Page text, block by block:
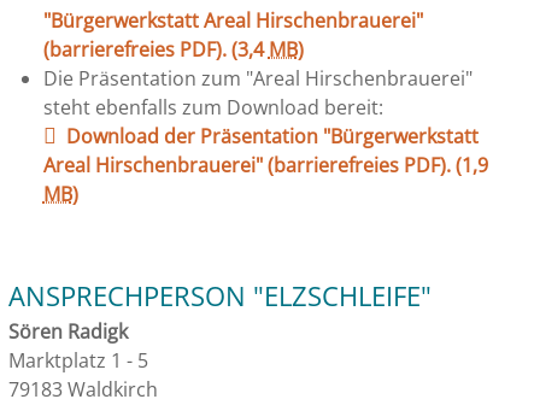
"Bürgerwerkstatt Areal Hirschenbrauerei"
(barrierefreies PDF).(3,4MB)
Die Präsentation zum "Areal Hirschenbrauerei"
steht ebenfalls zum Download bereit:
Download der Präsentation "Bürgerwerkstatt
Areal Hirschenbrauerei" (barrierefreies PDF).(1,9
MB)
ANSPRECHPERSON "ELZSCHLEIFE"
Sören Radigk
Marktplatz 1 - 5
79183 Waldkirch